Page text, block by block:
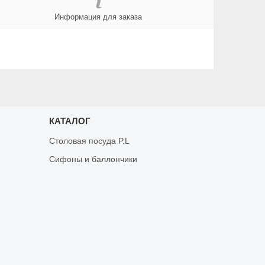
Информация для заказа
КАТАЛОГ
Столовая посуда P.L
Сифоны и баллончики